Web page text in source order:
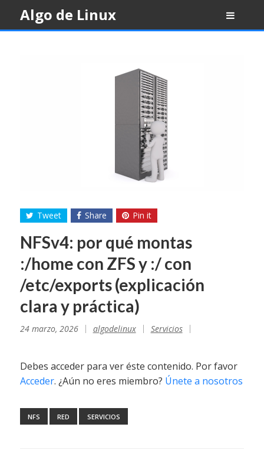
content
Algo de Linux
Tweet Share Pin it
NFSv4: por qué montas
:/home con ZFS y :/ con
/etc/exports (explicación
clara y práctica)
24 marzo, 2026 algodelinux Servicios
Debes acceder para ver éste contenido. Por favor
Acceder. ¿Aún no eres miembro? Únete a nosotros
NFS RED SERVICIOS